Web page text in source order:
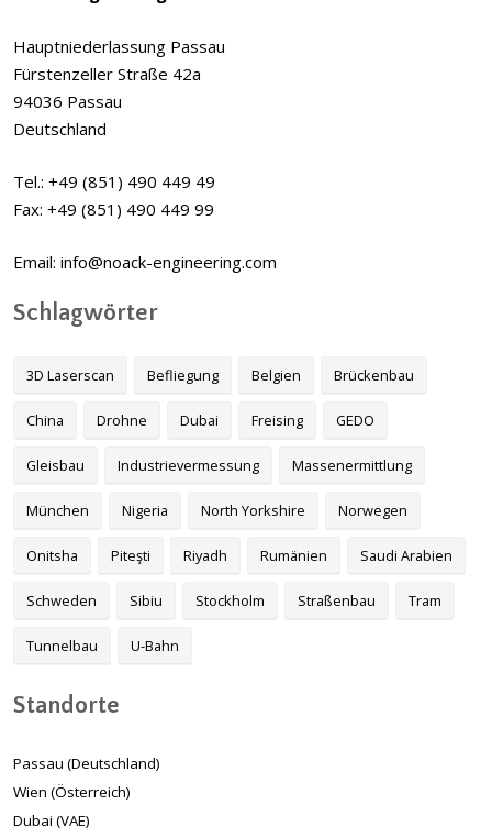
Hauptniederlassung Passau
Fürstenzeller Straße 42a
94036 Passau
Deutschland
Tel.: +49 (851) 490 449 49
Fax: +49 (851) 490 449 99
Email: info@noack-engineering.com
Schlagwörter
3D Laserscan Befliegung Belgien Brückenbau
China Drohne Dubai Freising GEDO
Gleisbau Industrievermessung Massenermittlung
München Nigeria North Yorkshire Norwegen
Onitsha Piteşti Riyadh Rumänien Saudi Arabien
Schweden Sibiu Stockholm Straßenbau Tram
Tunnelbau U-Bahn
Standorte
Passau (Deutschland)
Wien (Österreich)
Dubai (VAE)